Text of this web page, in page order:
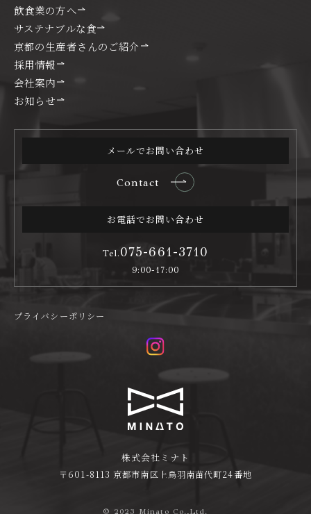
株式会社ミナト
〒601-8113 京都市南区上鳥羽南苗代町24番地
© 2023 Minato Co.,Ltd.
飲食業の方へ
サステナブルな食
京都の生産者さんのご紹介
採用情報
会社案内
お知らせ
メールでお問い合わせ
Contact
お電話でお問い合わせ
Tel.075-661-3710
9:00-17:00
プライバシーポリシー